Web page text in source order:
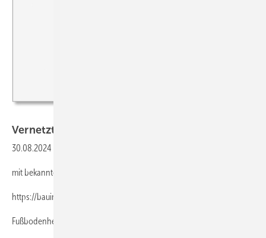
Vernetzt
30.08.2024
mit bekannten Sprecherinnen und Sprechern
https://bauimpulse.podigee.io/
Fußbodenheizungen ...